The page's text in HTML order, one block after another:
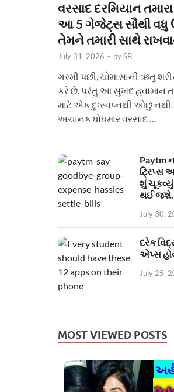
વરસાદ દરમિયાન તમારા
આ 5 ગેજેટ્સ સૌથી વધુ
તેમને તમારી સાથે
July 31, 2026 - bySB
ગરમી પછી, ચોમાસાની ઋતુ
કરે છે. પરંતુ આ સુખદ હવામાન
માટે એક દુઃસ્વપ્નથી ઓછું નથી.
અચાનક ધોધમાર વરસાદ …
Paytm
ટ્રિપ્સ
શું
થઈ જશે.
July 30,
દરેક
એપ્સ
July 25,
MOST VIEWED POSTS